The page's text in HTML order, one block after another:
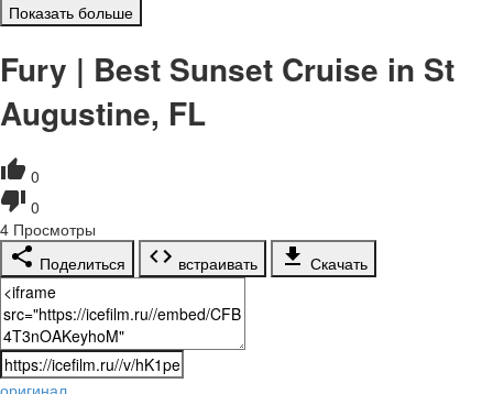
Показать больше
Fury | Best Sunset Cruise in St
Augustine, FL
0
0
4 Просмотры
Поделиться
встраивать Скачать
оригинал